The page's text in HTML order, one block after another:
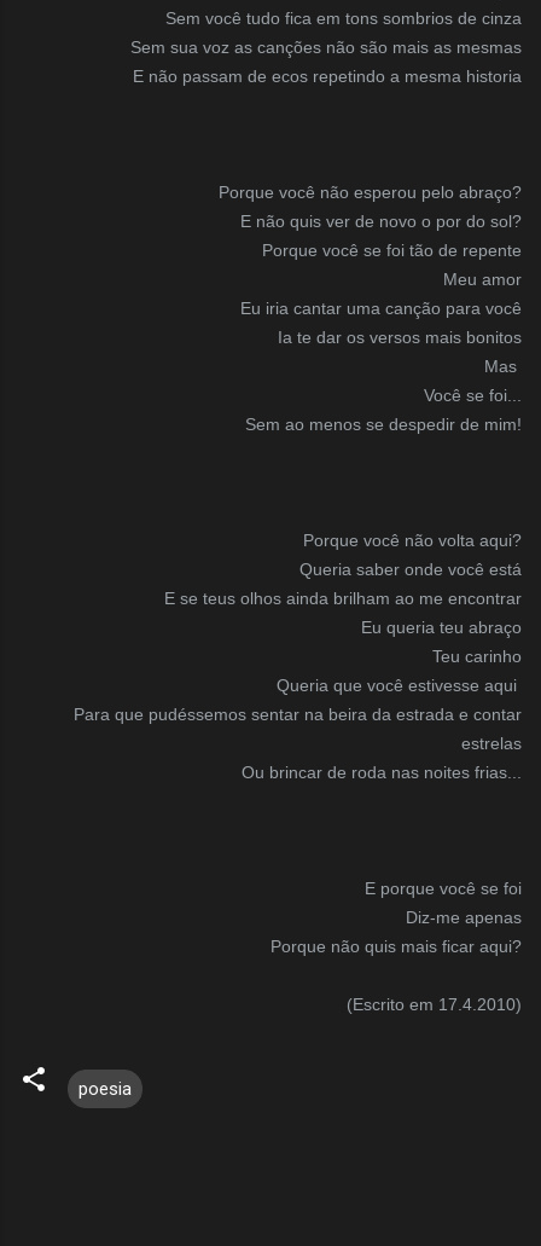
Sem você tudo fica em tons sombrios de cinza
Sem sua voz as canções não são mais as mesmas
E não passam de ecos repetindo a mesma historia
Porque você não esperou pelo abraço?
E não quis ver de novo o por do sol?
Porque você se foi tão de repente
Meu amor
Eu iria cantar uma canção para você
Ia te dar os versos mais bonitos
Mas
Você se foi...
Sem ao menos se despedir de mim!
Porque você não volta aqui?
Queria saber onde você está
E se teus olhos ainda brilham ao me encontrar
Eu queria teu abraço
Teu carinho
Queria que você estivesse aqui
Para que pudéssemos sentar na beira da estrada e contar
estrelas
Ou brincar de roda nas noites frias...
E porque você se foi
Diz-me apenas
Porque não quis mais ficar aqui?
(Escrito em 17.4.2010)
poesia